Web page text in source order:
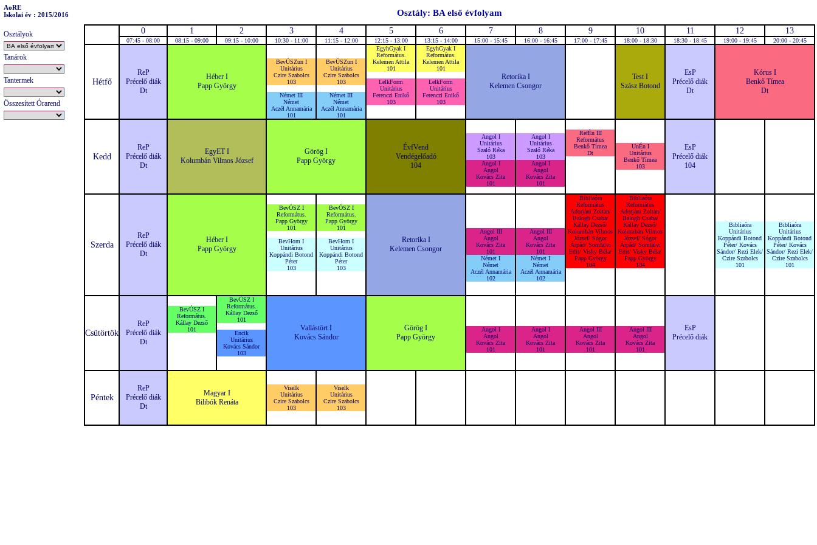
AoRE
Iskolai év : 2015/2016
Osztályok
Tanárok
Tantermek
Összesített Órarend
Osztály: BA első évfolyam
0
1 2 3 4 5 6 7 8 9 10 11 12 13
07:45 - 08:00 08:15 - 09:00 09:15 - 10:00 10:30 - 11:00 11:15 - 12:00 12:15 - 13:00 13:15 - 14:00 15:00 - 15:45 16:00 - 16:45 17:00 - 17:45 18:00 - 18:30 18:30 - 18:45 19:00 - 19:45 20:00 - 20:45
Hétfő
ReP
Précelő diák
Dt
Héber I
Papp György
BevÚSZun I
Unitárius
Czire Szabolcs
103
Német III
Német
Aczél Annamária
101
BevÚSZun I
Unitárius
Czire Szabolcs
103
Német III
Német
Aczél Annamária
101
EgyhGyak I
Református.
Kelemen Attila
101
LelkForm
Unitárius
Ferenczi Enikő
103
EgyhGyak I
Református.
Kelemen Attila
101
LelkForm
Unitárius
Ferenczi Enikő
103
Retorika I
Kelemen Csongor
Test I
Szász Botond
EsP
Précelő diák
Dt
Kórus I
Benkő Tímea
Dt
Kedd
ReP
Précelő diák
Dt
EgyET I
Kolumbán Vilmos József
Görög I
Papp György
ÉvfVend
Vendégelőadó
104
Angol I
Unitárius
Szaló Réka
103
Angol I
Angol
Kovács Zita
101
Angol I
Unitárius
Szaló Réka
103
Angol I
Angol
Kovács Zita
101
RefÉn III
Református
Benkő Tímea
Dt
UnÉn I
Unitárius
Benkő Tímea
103
EsP
Précelő diák
104
Szerda
ReP
Précelő diák
Dt
Héber I
Papp György
BevÓSZ I
Református.
Papp György
101
BevHom I
Unitárius
Koppándi Botond
Péter
103
BevÓSZ I
Református.
Papp György
101
BevHom I
Unitárius
Koppándi Botond
Péter
103
Retorika I
Kelemen Csongor
Angol III
Angol
Kovács Zita
101
Német I
Német
Aczél Annamária
102
Angol III
Angol
Kovács Zita
101
Német I
Német
Aczél Annamária
102
Bibliaóra
Református
Adorjáni Zoltán/
Balogh Csaba/
Kállay Dezső/
Kolumbán Vilmos
József/ Sógor
Árpád/ Somfalvi
Edit/ Visky Béla/
Papp György
104
Bibliaóra
Református
Adorjáni Zoltán/
Balogh Csaba/
Kállay Dezső/
Kolumbán Vilmos
József/ Sógor
Árpád/ Somfalvi
Edit/ Visky Béla/
Papp György
104
Bibliaóra
Unitárius
Koppándi Botond
Péter/ Kovács
Sándor/ Rezi Elek/
Czire Szabolcs
101
Bibliaóra
Unitárius
Koppándi Botond
Péter/ Kovács
Sándor/ Rezi Elek/
Czire Szabolcs
101
Csütörtök
ReP
Précelő diák
Dt
BevÚSZ I
Református.
Kállay Dezső
101
BevÚSZ I
Református.
Kállay Dezső
101
Encik
Unitárius
Kovács Sándor
103
Vallástört I
Kovács Sándor
Görög I
Papp György
Angol I
Angol
Kovács Zita
101
Angol I
Angol
Kovács Zita
101
Angol III
Angol
Kovács Zita
101
Angol III
Angol
Kovács Zita
101
EsP
Précelő diák
Péntek
ReP
Précelő diák
Dt
Magyar I
Bilibók Renáta
Viselk
Unitárius
Czire Szabolcs
103
Viselk
Unitárius
Czire Szabolcs
103